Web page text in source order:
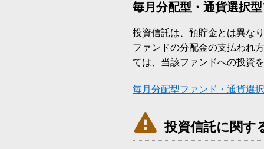
毎月分配型・通貨選択
投資信託は、預貯金とは異な
ファンドの分配金の支払われ
ては、当該ファンドへの投資
毎月分配型ファンド・通貨選
 投資信託に関す